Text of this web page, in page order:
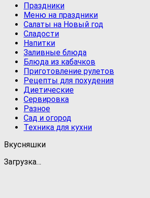
Праздники
Меню на праздники
Салаты на Новый год
Сладости
Напитки
Заливные блюда
Блюда из кабачков
Приготовление рулетов
Рецепты для похудения
Диетические
Сервировка
Разное
Сад и огород
Техника для кухни
Вкусняшки
Загрузка…